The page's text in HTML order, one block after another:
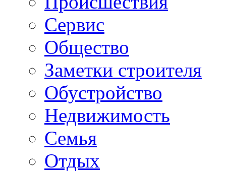
Сервис
Общество
Заметки строителя
Обустройство
Недвижимость
Семья
Отдых